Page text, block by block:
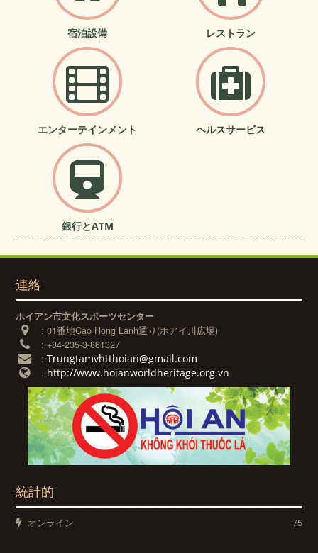
宿泊設備 レストラン
エンターテインメント ヘルスサービス
銀行とATM
連絡
ホイアン市文化スポーツセンター
:01番地Cao Hong Lanh通り(ホアイ川広場)
:+84-235-3-861327
:Trungtamvhtthoian@gmail.com
: http://www.hoianworldheritage.org.vn
統計的
オンライン 75